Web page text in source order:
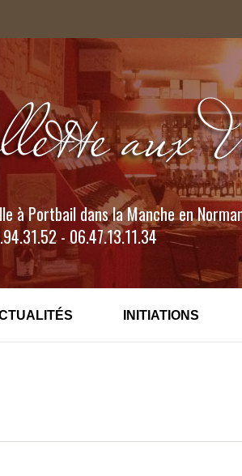
à Portbail dans la Manche en
- 06.47.13.11.34
INITIATIONS